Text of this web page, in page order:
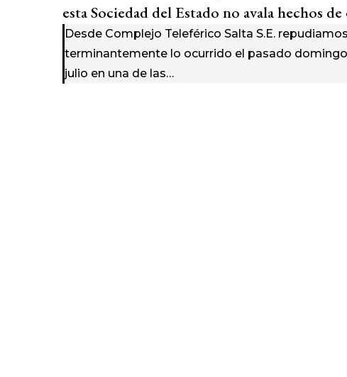
esta Sociedad del Estado no avala hechos
Desde Complejo Teleférico Salta S.E. repudiamos
terminantemente lo ocurrido el pasado
julio en una de las…